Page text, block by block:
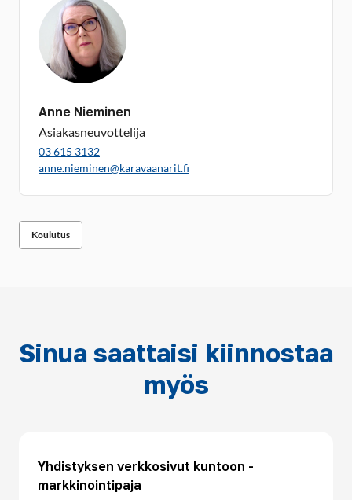
Anne Nieminen
Asiakasneuvottelija
03 615 3132
anne.nieminen@karavaanarit.fi
Koulutus
Sinua saattaisi kiinnostaa
myös
Yhdistyksen verkkosivut kuntoon -
markkinointipaja